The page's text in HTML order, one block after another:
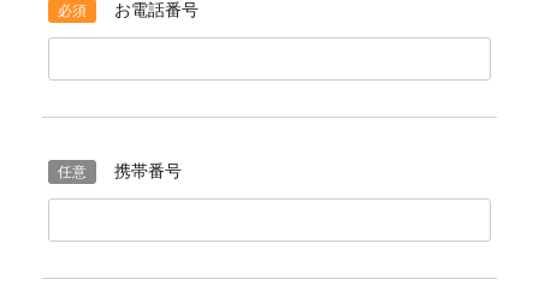
お電話番号
携帯番号